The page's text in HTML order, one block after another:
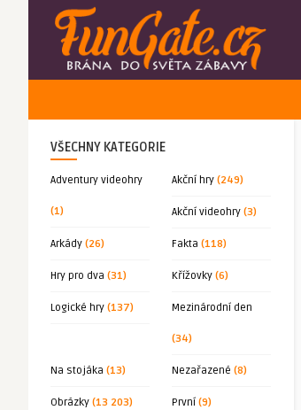
VŠECHNY KATEGORIE
Adventury videohry
(1)
Akční hry (249)
Akční videohry (3)
Arkády (26) Fakta (118)
Hry pro dva (31) Křížovky (6)
Logické hry (137) Mezinárodní den
(34)
Na stojáka (13) Nezařazené (8)
Obrázky (13 203) První (9)